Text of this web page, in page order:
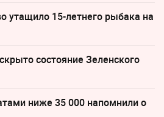
утащило 15-летнего рыбака на
состояние Зеленского
ниже 35 000 напомнили о